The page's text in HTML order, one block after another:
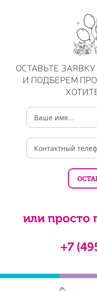
ОСТАВЬТЕ
И ПОДБЕРЕМ
или просто
+7